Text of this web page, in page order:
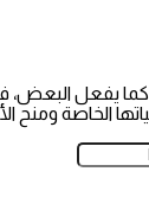
كما يفعل
الخاصة ومنح